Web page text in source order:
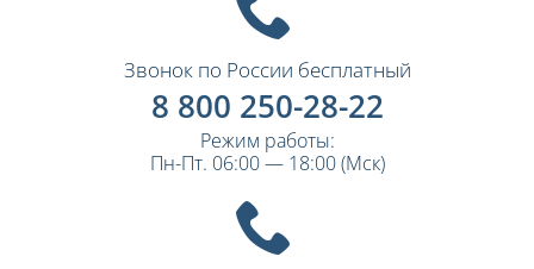
Звонок по России бесплатный
8 800 250-28-22
Режим работы:
Пн-Пт. 06:00 — 18:00 (Мск)